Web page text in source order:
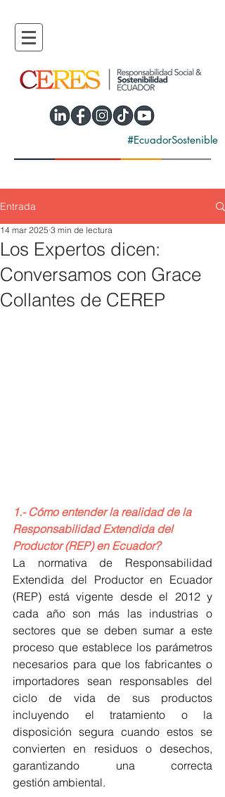
#EcuadorSostenible
Entrada
Los Expertos dicen:
Conversamos con Grace
Collantes de CEREP
14 mar 2025 3 min de lectura
1.- Cómo entender la realidad de la
Responsabilidad Extendida del
Productor (REP) en Ecuador?
La normativa de Responsabilidad
Extendida del Productor en Ecuador
(REP) está vigente desde el 2012 y
cada año son más las industrias o
sectores que se deben sumar a este
proceso que establece los parámetros
necesarios para que los fabricantes o
importadores sean responsables del
ciclo de vida de sus productos
incluyendo el tratamiento o la
disposición segura cuando estos se
convierten en residuos o desechos,
garantizando una correcta
gestión ambiental.